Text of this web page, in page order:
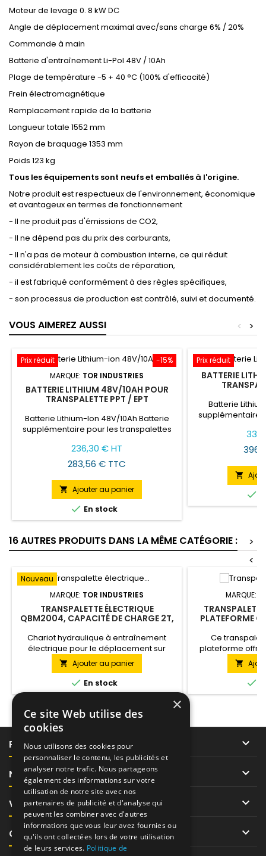
Moteur de levage 0. 8 kW DC
Angle de déplacement maximal avec/sans charge 6% / 20%
Commande à main
Batterie d'entraînement Li-Pol 48V / 10Ah
Plage de température -5 + 40 °C (100% d'efficacité)
Frein électromagnétique
Remplacement rapide de la batterie
Longueur totale 1552 mm
Rayon de braquage 1353 mm
Poids 123 kg
Tous les équipements sont neufs et emballés à l'origine.
Notre produit est respectueux de l'environnement, économique
et avantageux en termes de fonctionnement
- Il ne produit pas d'émissions de CO2,
- Il ne dépend pas du prix des carburants,
- Il n'a pas de moteur à combustion interne, ce qui réduit
considérablement les coûts de réparation,
- il est fabriqué conformément à des règles spécifiques,
- son processus de production est contrôlé, suivi et documenté.
VOUS AIMEREZ AUSSI >
<
-15%
Prix réduit
MARQUE: TOR INDUSTRIES
BATTERIE LITHIUM 48V/10AH POUR
TRANSPALETTE PPT / EPT
Batterie Lithium-Ion 48V/10Ah Batterie
supplémentaire pour les transpalettes
Prix
Prix
236,30 € HT
283,56 € TTC
 Ajouter au panier
 En stock
Prix réduit
BATTERIE
Batterie
supplémentaire


16 AUTRES PRODUITS DANS LA MÊME CATÉGORIE :
>
<
Nouveau
MARQUE: TOR INDUSTRIES
TRANSPALETTE ÉLECTRIQUE
QBM2004, CAPACITÉ DE CHARGE 2T,
Chariot hydraulique à entraînement
électrique pour le déplacement sur
roues pivotantes, équipé de roues
stabilisatrices améliorant la sécurité de
travail. Chariot électrique professionnel
et fiable. Le levage, l'abaissement et le
moteur électrique alimenté par une
batterie de traction.
 Ajouter au panier
 En stock
MARQUE:
PLATEFORME
Ce
plateforme offre
pour le
les entrepôts,
levage de 1,5
libre pour une


PRODUITS 
NOTRE SOCIÉTÉ 
VOTRE COMPTE 
CONTACT 
×
Ce site Web utilise des
cookies
Nous utilisons des cookies pour
personnaliser le contenu, les publicités et
analyser notre trafic. Nous partageons
également des informations sur votre
utilisation de notre site avec nos
partenaires de publicité et d'analyse qui
peuvent les combiner avec d'autres
informations que vous leur avez fournies ou
qu'ils ont collectées lors de votre utilisation
de leurs services. Politique de